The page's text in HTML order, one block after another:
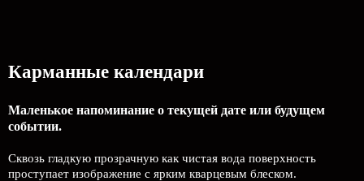
Карманные календари
Маленькое напоминание о текущей дате или будущем
событии.
Сквозь гладкую прозрачную как чистая вода поверхность
проступает изображение с ярким кварцевым блеском.